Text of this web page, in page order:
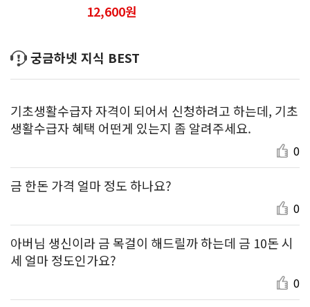
12,600원
궁금하넷 지식 BEST
기초생활수급자 자격이 되어서 신청하려고 하는데, 기초
생활수급자 혜택 어떤게 있는지 좀 알려주세요.
0
금 한돈 가격 얼마 정도 하나요?
0
아버님 생신이라 금 목걸이 해드릴까 하는데 금 10돈 시
세 얼마 정도인가요?
0